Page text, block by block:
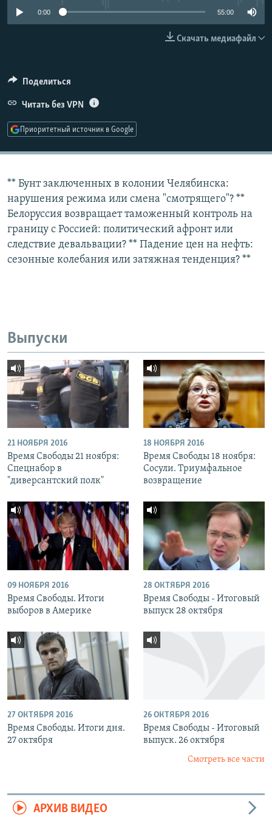
РАСПИСАНИЕ ВЕЩАНИЯ
0:00 55:00
Скачать медиафайл
Поделиться
Читать без VPN
Приоритетный источник в Google
** Бунт заключенных в колонии Челябинска:
нарушения режима или смена "смотрящего"? **
Белоруссия возвращает таможенный контроль на
границу с Россией: политический афронт или
следствие девальвации? ** Падение цен на нефть:
сезонные колебания или затяжная тенденция? **
Выпуски
21 НОЯБРЯ 2016
Время Свободы 21 ноября:
Спецнабор в
"диверсантский полк"
18 НОЯБРЯ 2016
Время Свободы 18 ноября:
Сосули. Триумфальное
возвращение
09 НОЯБРЯ 2016
Время Свободы. Итоги
выборов в Америке
28 ОКТЯБРЯ 2016
Время Свободы - Итоговый
выпуск 28 октября
27 ОКТЯБРЯ 2016
Время Свободы. Итоги дня.
27 октября
26 ОКТЯБРЯ 2016
Время Свободы - Итоговый
выпуск. 26 октября
Смотреть все части
АРХИВ ВИДЕО